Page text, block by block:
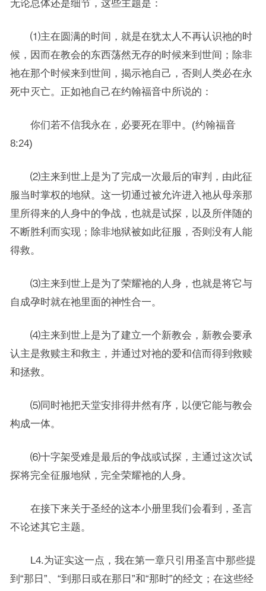
无论总体还是细节，这些主题是：
⑴主在圆满的时间，就是在犹太人不再认识祂的时
候，因而在教会的东西荡然无存的时候来到世间；除非
祂在那个时候来到世间，揭示祂自己，否则人类必在永
死中灭亡。正如祂自己在约翰福音中所说的：
你们若不信我永在，必要死在罪中。(约翰福音
8:24)
⑵主来到世上是为了完成一次最后的审判，由此征
服当时掌权的地狱。这一切通过被允许进入祂从母亲那
里所得来的人身中的争战，也就是试探，以及所伴随的
不断胜利而实现；除非地狱被如此征服，否则没有人能
得救。
⑶主来到世上是为了荣耀祂的人身，也就是将它与
自成孕时就在祂里面的神性合一。
⑷主来到世上是为了建立一个新教会，新教会要承
认主是救赎主和救主，并通过对祂的爱和信而得到救赎
和拯救。
⑸同时祂把天堂安排得井然有序，以便它能与教会
构成一体。
⑹十字架受难是最后的争战或试探，主通过这次试
探将完全征服地狱，完全荣耀祂的人身。
在接下来关于圣经的这本小册里我们会看到，圣言
不论述其它主题。
L4.为证实这一点，我在第一章只引用圣言中那些提
到“那日”、“到那日或在那日”和“那时”的经文；在这些经